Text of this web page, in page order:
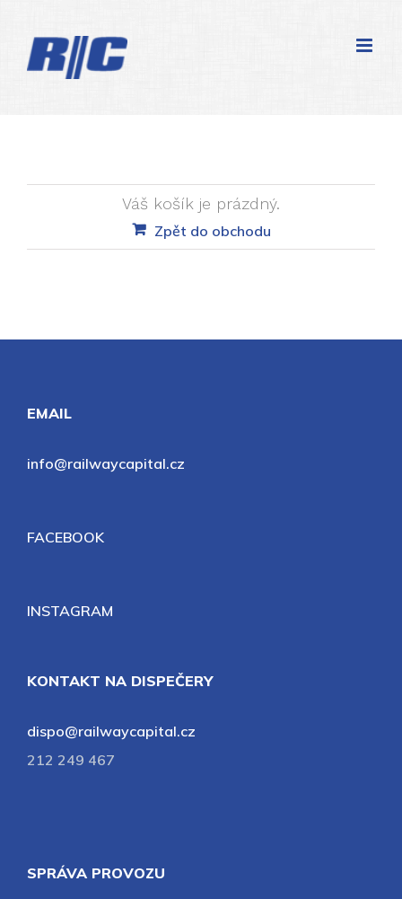
obsah
Váš košík je prázdný.
Zpět do obchodu
EMAIL
info@railwaycapital.cz
FACEBOOK
INSTAGRAM
KONTAKT NA DISPEČERY
dispo@railwaycapital.cz
212 249 467
SPRÁVA PROVOZU